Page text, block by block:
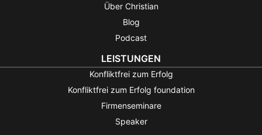
Über Christian
Blog
Podcast
LEISTUNGEN
Konfliktfrei zum Erfolg
Konfliktfrei zum Erfolg foundation
Firmenseminare
Speaker